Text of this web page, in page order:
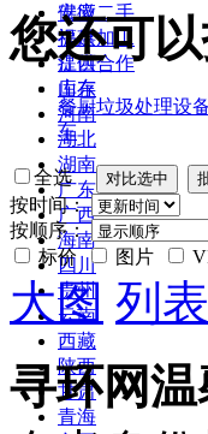
安徽
福建
江西
山东
河南
湖北
湖南
广东
广西
海南
四川
贵州
云南
西藏
陕西
甘肃
青海
供应二手
提供加工
提供合作
库存
您还可以
餐厨垃圾处理设
车
全选
按时间：
按顺序：
标价
图片
大图 列表
寻环网温